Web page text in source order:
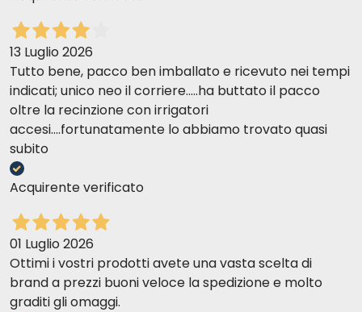
13 Luglio 2026
Tutto bene, pacco ben imballato e ricevuto nei tempi
indicati; unico neo il corriere.....ha buttato il pacco
oltre la recinzione con irrigatori
accesi....fortunatamente lo abbiamo trovato quasi
subito
Acquirente verificato
01 Luglio 2026
Ottimi i vostri prodotti avete una vasta scelta di
brand a prezzi buoni veloce la spedizione e molto
graditi gli omaggi.